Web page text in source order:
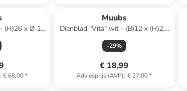
(H)26 x Ø 10
: € 68,00*
Muubs
Dienblad "Vita" wit - (B)12 x (H)2,5
x (D)12 cm
-29%
€ 18,99
Adviesprijs (AVP): € 27,00*